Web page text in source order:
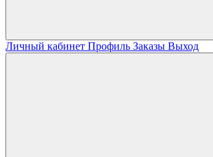
Личный кабинет Профиль Заказы Выход